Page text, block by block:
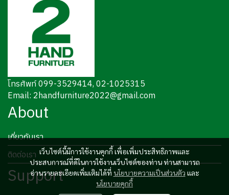
เว็บไซต์นี้มีการใช้งานคุกกี้ เพื่อเพิ่มประสิทธิภาพและ
ประสบการณ์ที่ดีในการใช้งานเว็บไซต์ของท่าน ท่านสามารถ
อ่านรายละเอียดเพิ่มเติมได้ที่ นโยบายความเป็นส่วนตัว และ
นโยบายคุกกี้
โทรศัพท์ 099-3529414, 02-1025315
Email: 2handfurniture2022@gmail.com
About
เกี่ยวกับเรา
ติดต่อเรา
Support